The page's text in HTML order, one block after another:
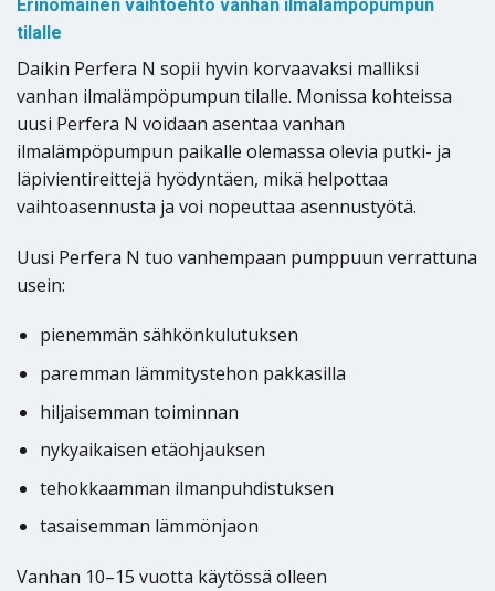
Erinomainen vaihtoehto vanhan ilmalämpöpumpun
tilalle
Daikin Perfera N sopii hyvin korvaavaksi malliksi
vanhan ilmalämpöpumpun tilalle. Monissa kohteissa
uusi Perfera N voidaan asentaa vanhan
ilmalämpöpumpun paikalle olemassa olevia putki- ja
läpivientireittejä hyödyntäen, mikä helpottaa
vaihtoasennusta ja voi nopeuttaa asennustyötä.
Uusi Perfera N tuo vanhempaan pumppuun verrattuna
usein:
pienemmän sähkönkulutuksen
paremman lämmitystehon pakkasilla
hiljaisemman toiminnan
nykyaikaisen etäohjauksen
tehokkaamman ilmanpuhdistuksen
tasaisemman lämmönjaon
Vanhan 10–15 vuotta käytössä olleen